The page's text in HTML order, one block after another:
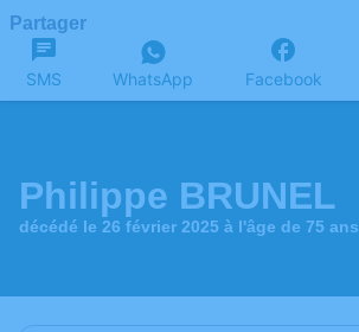
Partager
SMS WhatsApp Facebook
Philippe BRUNEL
décédé le 26 février 2025 à l'âge de 75 ans